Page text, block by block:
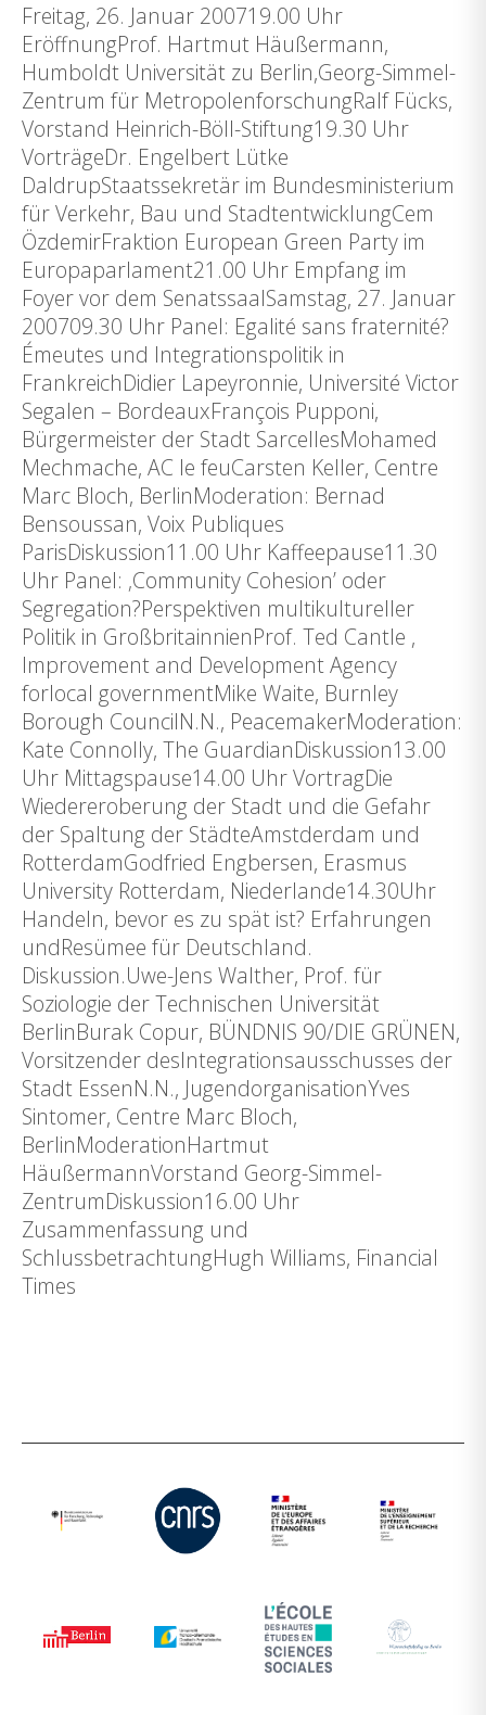
Freitag, 26. Januar 200719.00 Uhr
EröffnungProf. Hartmut Häußermann,
Humboldt Universität zu Berlin,Georg-Simmel-
Zentrum für MetropolenforschungRalf Fücks,
Vorstand Heinrich-Böll-Stiftung19.30 Uhr
VorträgeDr. Engelbert Lütke
DaldrupStaatssekretär im Bundesministerium
für Verkehr, Bau und StadtentwicklungCem
ÖzdemirFraktion European Green Party im
Europaparlament21.00 Uhr Empfang im
Foyer vor dem SenatssaalSamstag, 27. Januar
200709.30 Uhr Panel: Egalité sans fraternité?
Émeutes und Integrationspolitik in
FrankreichDidier Lapeyronnie, Université Victor
Segalen – BordeauxFrançois Pupponi,
Bürgermeister der Stadt SarcellesMohamed
Mechmache, AC le feuCarsten Keller, Centre
Marc Bloch, BerlinModeration: Bernad
Bensoussan, Voix Publiques
ParisDiskussion11.00 Uhr Kaffeepause11.30
Uhr Panel: ‚Community Cohesion’ oder
Segregation?Perspektiven multikultureller
Politik in GroßbritainnienProf. Ted Cantle ,
Improvement and Development Agency
forlocal governmentMike Waite, Burnley
Borough CouncilN.N., PeacemakerModeration:
Kate Connolly, The GuardianDiskussion13.00
Uhr Mittagspause14.00 Uhr VortragDie
Wiedereroberung der Stadt und die Gefahr
der Spaltung der StädteAmstderdam und
RotterdamGodfried Engbersen, Erasmus
University Rotterdam, Niederlande14.30Uhr
Handeln, bevor es zu spät ist? Erfahrungen
undResümee für Deutschland.
Diskussion.Uwe-Jens Walther, Prof. für
Soziologie der Technischen Universität
BerlinBurak Copur, BÜNDNIS 90/DIE GRÜNEN,
Vorsitzender desIntegrationsausschusses der
Stadt EssenN.N., JugendorganisationYves
Sintomer, Centre Marc Bloch,
BerlinModerationHartmut
HäußermannVorstand Georg-Simmel-
ZentrumDiskussion16.00 Uhr
Zusammenfassung und
SchlussbetrachtungHugh Williams, Financial
Times